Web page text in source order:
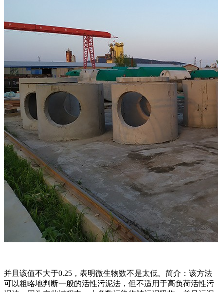
并且该值不大于0.25，表明微生物数不是太低。简介：该方法
可以粗略地判断一般的活性污泥法，但不适用于高负荷活性污